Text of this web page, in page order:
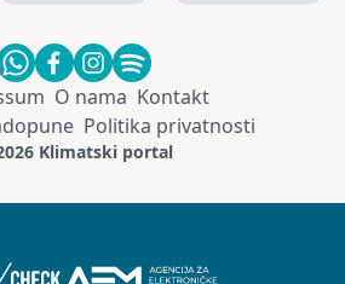
O nama Kontakt
Politika privatnosti
Klimatski portal